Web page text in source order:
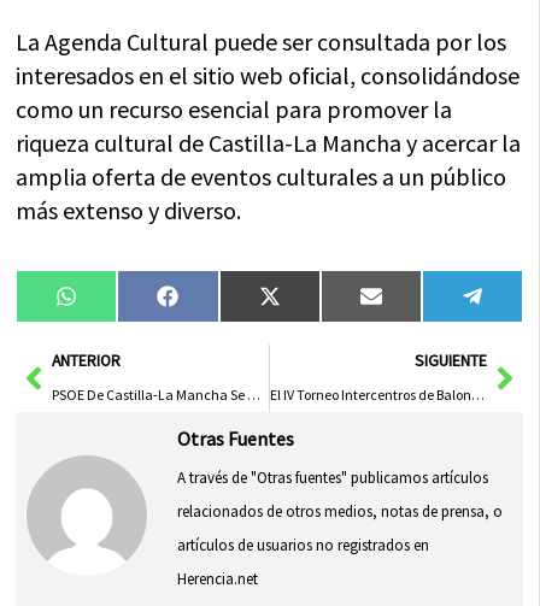
La Agenda Cultural puede ser consultada por los
interesados en el sitio web oficial, consolidándose
como un recurso esencial para promover la
riqueza cultural de Castilla-La Mancha y acercar la
amplia oferta de eventos culturales a un público
más extenso y diverso.
Compartir
en
WhatsAppCompartir
en
FacebookCompartir
en
X
(Twitter)
Compartir
en
Email
en
AntANTERIOR
PSOE De Castilla-La Mancha Se Compromete A Defender La Igualdad Y El Feminismo Sin Importar El Costo
SIGUIENTE
El IV Torneo Intercentros de Baloncesto 3×3 abre las Navidades Deportivas en Herencia con más de 200 participantes
Otras Fuentes
A través de "Otras fuentes" publicamos artículos
relacionados de otros medios, notas de prensa, o
artículos de usuarios no registrados en
Herencia.net